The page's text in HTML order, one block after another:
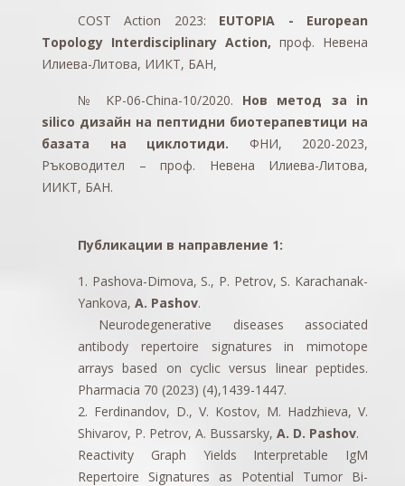
COST Action 2023: EUTOPIA - European
Topology Interdisciplinary Action, проф. Невена
Илиева-Литова, ИИКТ, БАН,
№ KP-06-China-10/2020. Нов метод за in
silico дизайн на пептидни биотерапевтици на
базата на циклотиди. ФНИ, 2020-2023,
Ръководител – проф. Невена Илиева-Литова,
ИИКТ, БАН.
Публикации в направление 1:
1. Pashova-Dimova, S., P. Petrov, S. Karachanak-
Yankova, A. Pashov.
Neurodegenerative diseases associated
antibody repertoire signatures in mimotope
arrays based on cyclic versus linear peptides.
Pharmacia 70 (2023) (4),1439-1447.
2. Ferdinandov, D., V. Kostov, M. Hadzhieva, V.
Shivarov, P. Petrov, A. Bussarsky, A. D. Pashov.
Reactivity Graph Yields Interpretable IgM
Repertoire Signatures as Potential Tumor Bi-